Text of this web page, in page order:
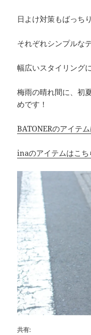
日よけ対策もばっちり
それぞれシンプルな
幅広いスタイリング
梅雨の晴れ間に、初
めです！
BATONERのアイテ
inaのアイテムはこち
共有: